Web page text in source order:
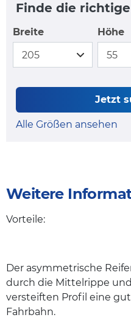
Finde die
Breite Höhe
Jetzt
Alle Größen ansehen
Weitere
Vorteile:
Der asymmetrische
durch die Mittelrippe
versteiften Profil eine
Fahrbahn.